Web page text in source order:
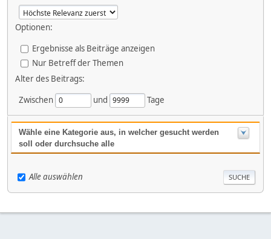
Optionen:
Ergebnisse als Beiträge anzeigen
Nur Betreff der Themen
Alter des Beitrags:
Zwischen
und Tage
Wähle eine Kategorie aus, in welcher gesucht werden
soll oder durchsuche alle
Alle auswählen